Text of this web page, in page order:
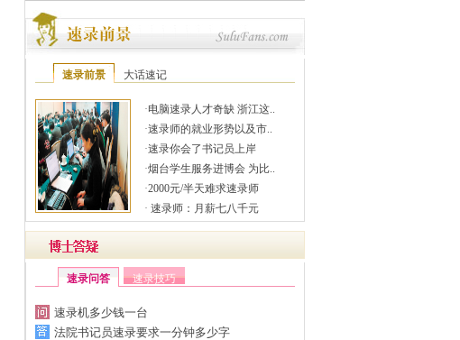
速录前景 大话速记
·电脑速录人才奇缺 浙江这..
·速录师的就业形势以及市..
·速录你会了书记员上岸
·烟台学生服务进博会 为比..
·2000元/半天难求速录师
· 速录师：月薪七八千元
速录问答 速录技巧
速录机多少钱一台
法院书记员速录要求一分钟多少字